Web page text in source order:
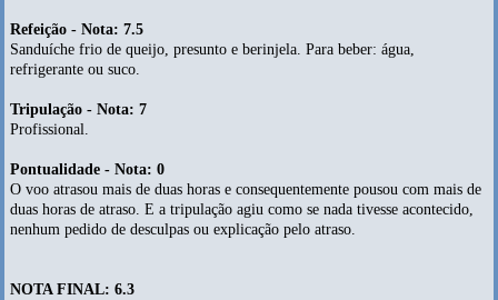
Refeição - Nota: 7.5
Sanduíche frio de queijo, presunto e berinjela. Para beber: água,
refrigerante ou suco.
Tripulação - Nota: 7
Profissional.
Pontualidade - Nota: 0
O voo atrasou mais de duas horas e consequentemente pousou com mais de
duas horas de atraso. E a tripulação agiu como se nada tivesse acontecido,
nenhum pedido de desculpas ou explicação pelo atraso.
NOTA FINAL: 6.3